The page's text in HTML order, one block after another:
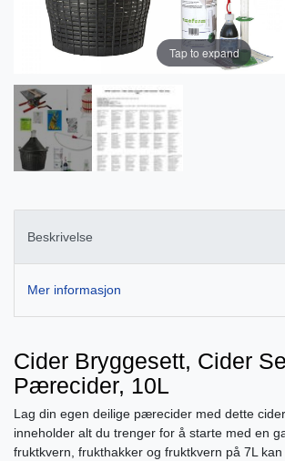
Tap to expand
Beskrivelse
Mer informasjon
Cider Bryggesett, Cider
Pærecider, 10L
Lag din egen deilige pærecider med dette
inneholder alt du trenger for å starte med en
fruktkvern, frukthakker og fruktkvern på 7L